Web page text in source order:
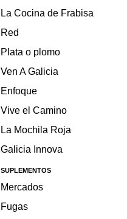
La Cocina de Frabisa
Red
Plata o plomo
Ven A Galicia
Enfoque
Vive el Camino
La Mochila Roja
Galicia Innova
SUPLEMENTOS
Mercados
Fugas